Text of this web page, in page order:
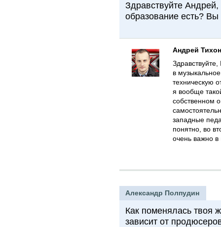
Здравствуйте
образование есть? Вы
Андрей
в
техническую
я вообще
собственном
западные
понятно, во
очень важно
Александр Полпудин
Как поменялась твоя
зависит от